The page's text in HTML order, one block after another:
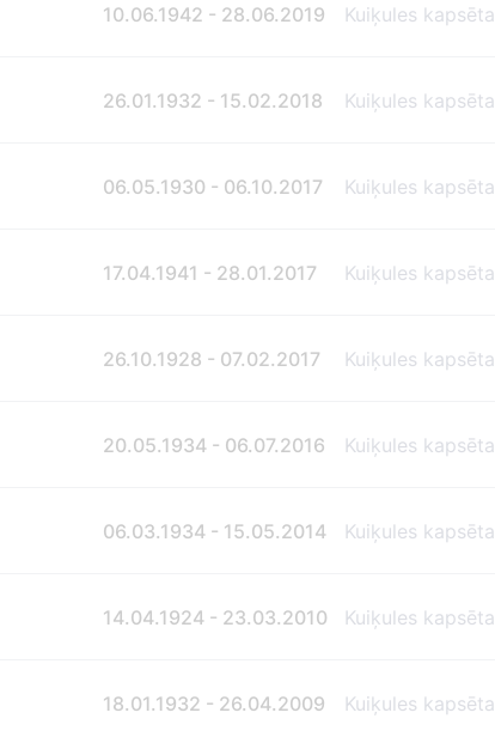
10.06.1942 - 28.06.2019 Kuiķules kapsēta
26.01.1932 - 15.02.2018 Kuiķules kapsēta
06.05.1930 - 06.10.2017 Kuiķules kapsēta
17.04.1941 - 28.01.2017 Kuiķules kapsēta
26.10.1928 - 07.02.2017 Kuiķules kapsēta
20.05.1934 - 06.07.2016 Kuiķules kapsēta
06.03.1934 - 15.05.2014 Kuiķules kapsēta
14.04.1924 - 23.03.2010 Kuiķules kapsēta
18.01.1932 - 26.04.2009 Kuiķules kapsēta